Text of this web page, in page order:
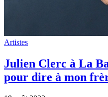
Gerard Leclerc est
son frère Julien